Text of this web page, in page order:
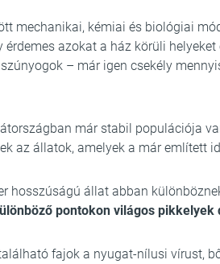
mechanikai, kémiai és biológiai
azokat a ház körüli
– már igen csekély
már stabil populációja
az állatok, amelyek a már említett
hosszúságú állat abban
pontokon világos pikkelyek
fajok a nyugat-nílusi vírust,